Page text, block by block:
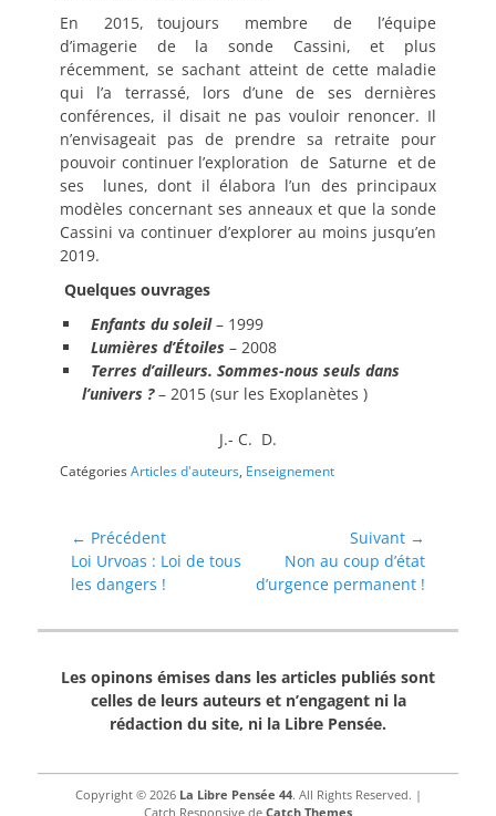
En 2015, toujours membre de l’équipe
d’imagerie de la sonde Cassini, et plus
récemment, se sachant atteint de cette maladie
qui l’a terrassé, lors d’une de ses dernières
conférences, il disait ne pas vouloir renoncer. Il
n’envisageait pas de prendre sa retraite pour
pouvoir continuer l’exploration de Saturne et de
ses lunes, dont il élabora l’un des principaux
modèles concernant ses anneaux et que la sonde
Cassini va continuer d’explorer au moins jusqu’en
2019.
Quelques ouvrages
Enfants du soleil– 1999
Lumières d’Étoiles – 2008
Terres d’ailleurs. Sommes-nous seuls dans
l’univers ?– 2015 (sur les Exoplanètes )
J.- C. D.
CatégoriesArticles d'auteurs, Enseignement
Navigation
de
l’article
← Précédent
Article
précédent :
Loi Urvoas : Loi de tous
les dangers !
Suivant →
Article
suivant :
Non au coup d’état
d’urgence permanent !
Les opinons émises dans les articles publiés sont
celles de leurs auteurs et n’engagent ni la
rédaction du site, ni la Libre Pensée.
Copyright © 2026 La Libre Pensée 44. All Rights Reserved. |
Catch Responsive de Catch Themes